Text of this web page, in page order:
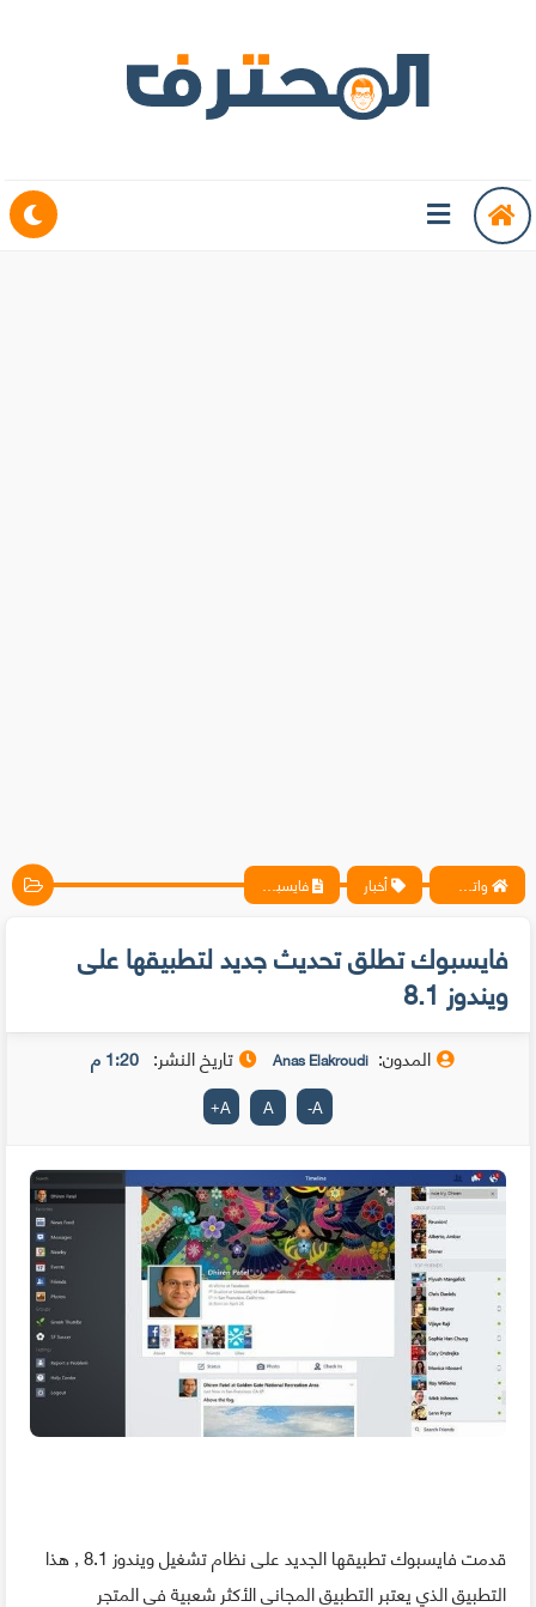
واتس آب ، فيسبوك ، أنترنت ، شروحات تقنية حصرية - المحترف أخبار فايسبوك تطلق تحديث جديد لتطبيقها على ويندوز 8.1
فايسبوك تطلق تحديث جديد لتطبيقها على
ويندوز 8.1
المدون: Anas Elakroudi تاريخ النشر: 1:20 م
A
-
A
A
+
قدمت فايسبوك تطبيقها الجديد على نظام تشغيل ويندوز 8.1 , هذا
التطبيق الذي يعتبر التطبيق المجاني الأكثر شعبية في المتجر